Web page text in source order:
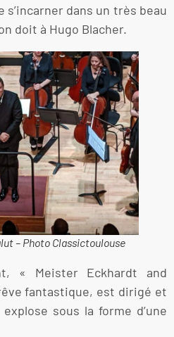
dans un très beau
doit à Hugo Blacher.
– Photo Classictoulouse
« Meister Eckhardt and
fantastique, est dirigé et
sous la forme d’une